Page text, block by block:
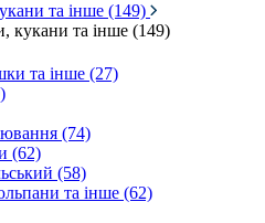
та інше (149)
кукани та інше (149)
та інше (27)
(74)
(62)
(58)
та інше (62)